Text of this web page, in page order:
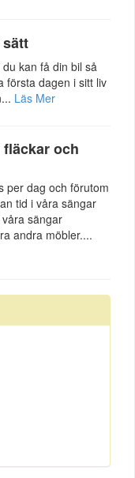
kan få din bil så
första dagen i sitt liv
Läs Mer
och
per dag och förutom
tid i våra sängar
sängar
andra möbler....